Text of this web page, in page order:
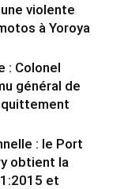
violente
à Yoroya
: Colonel
général de
: le Port
obtient la
et